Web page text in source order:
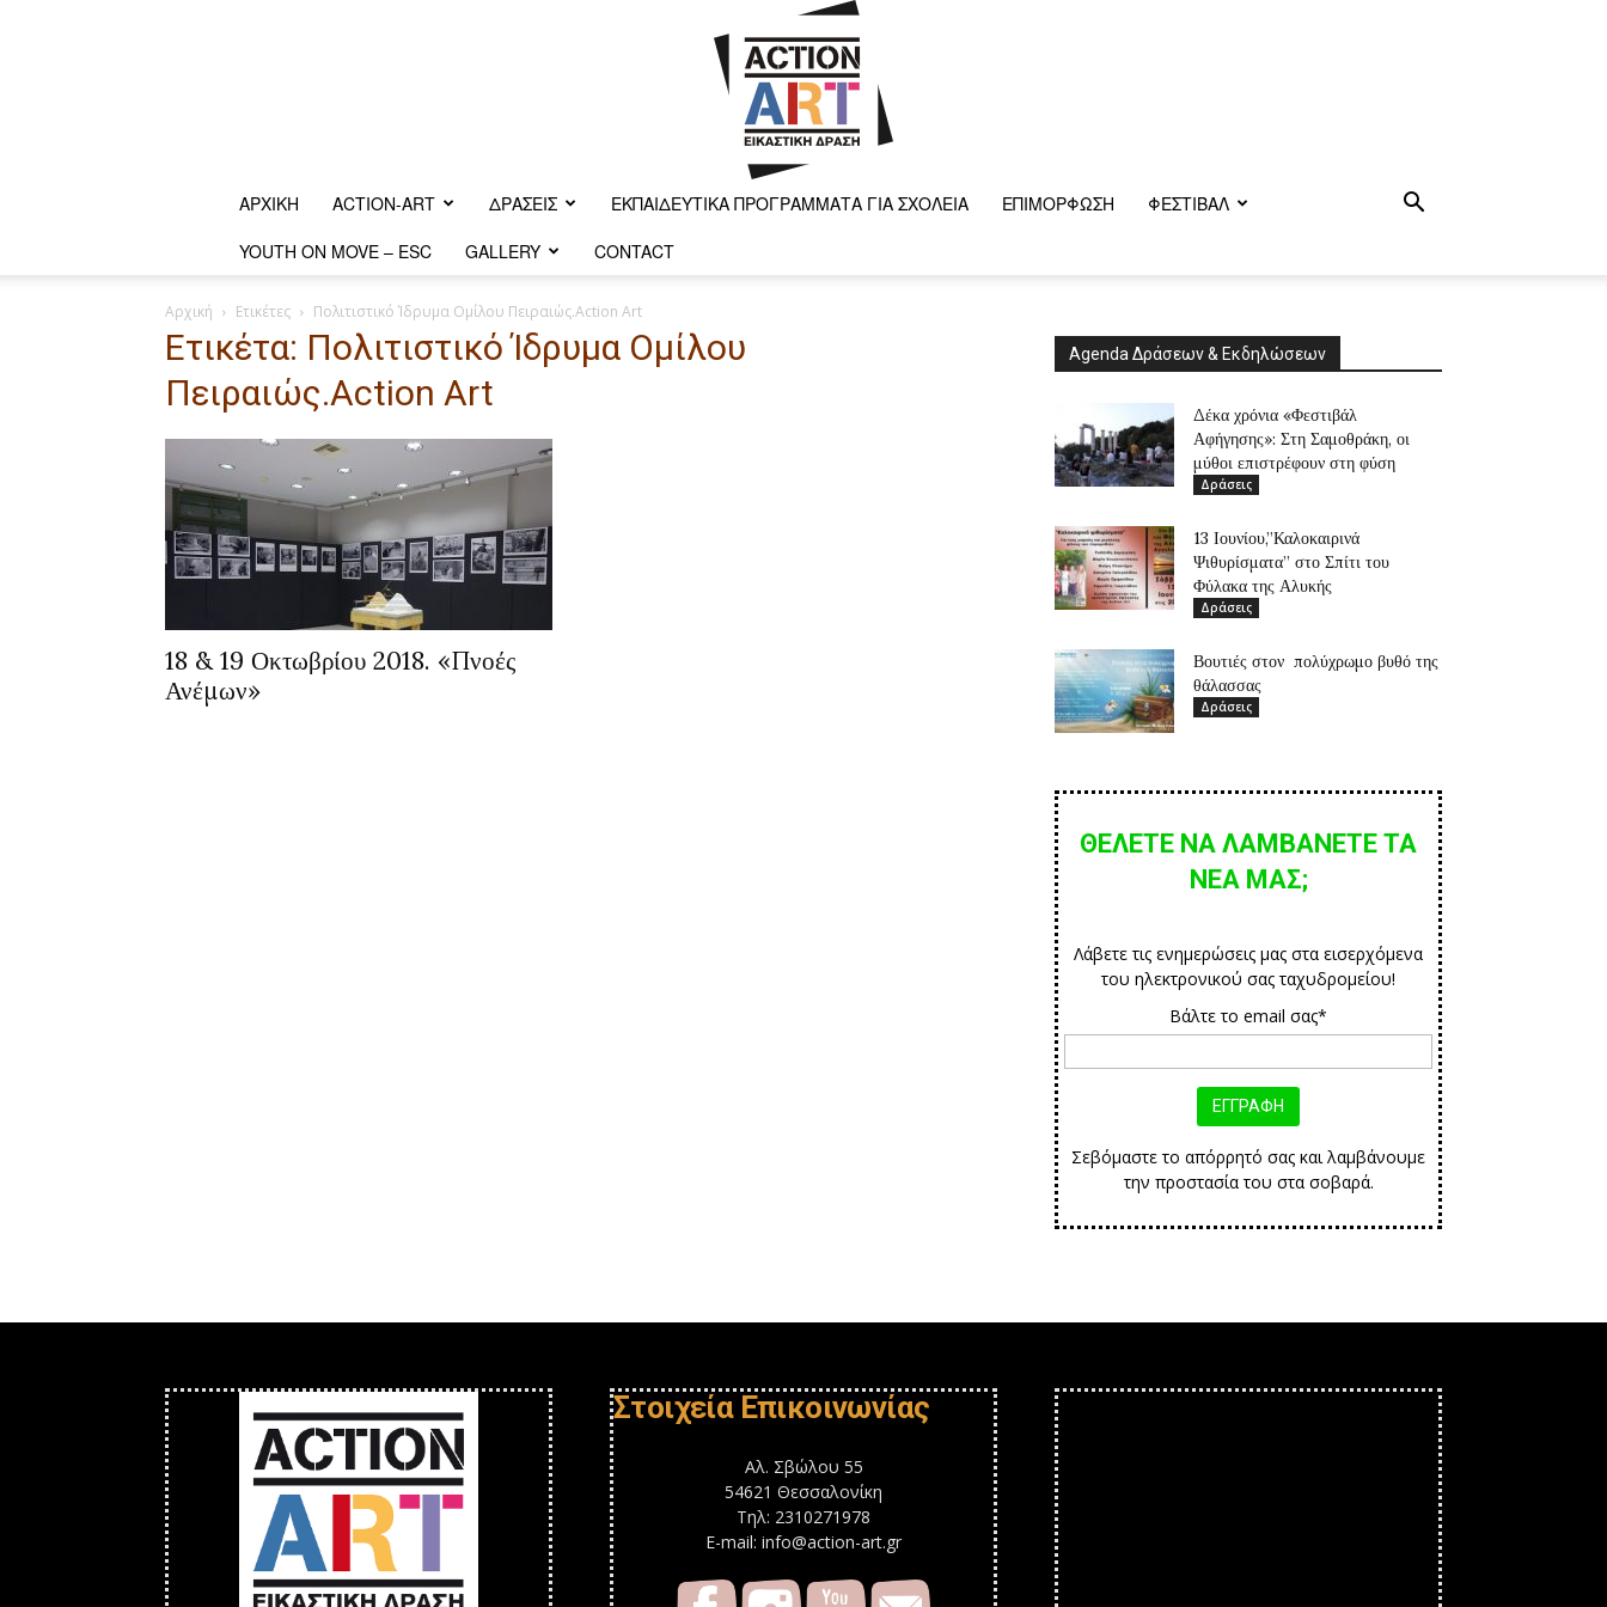
ΑΡΧΙΚΗ ACTION-ART ΔΡΆΣΕΙΣ ΕΚΠΑΙΔΕΥΤΙΚΆ ΠΡΟΓΡΆΜΜΑΤΑ ΓΙΑ ΣΧΟΛΕΊΑ ΕΠΙΜΌΡΦΩΣΗ
ΦΕΣΤΙΒΑΛ
YOUTH ON MOVE – ESC
GALLERY CONTACT
Αρχική Ετικέτες Πολιτιστικό Ίδρυμα Ομίλου Πειραιώς.Action Art
Ετικέτα: Πολιτιστικό Ίδρυμα Ομίλου
Πειραιώς.Action Art
18 & 19 Οκτωβρίου 2018. «Πνοές
Ανέμων»
Agenda Δράσεων & Εκδηλώσεων
Δέκα χρόνια «Φεστιβάλ
Αφήγησης»: Στη Σαμοθράκη, οι
μύθοι επιστρέφουν στη φύση
Δράσεις
13 Ιουνίου,”Καλοκαιρινά
Ψιθυρίσματα” στο Σπίτι του
Φύλακα της Αλυκής
Δράσεις
Βουτιές στον πολύχρωμο βυθό της
θάλασσας
Δράσεις
ΘΕΛΕΤΕ ΝΑ ΛΑΜΒΑΝΕΤΕ ΤΑ
ΝΕΑ ΜΑΣ;
Λάβετε τις ενημερώσεις μας στα εισερχόμενα
του ηλεκτρονικού σας ταχυδρομείου!
Βάλτε το email σας*
Σεβόμαστε το απόρρητό σας και λαμβάνουμε
την προστασία του στα σοβαρά.
Στοιχεία Επικοινωνίας
Αλ. Σβώλου 55
54621 Θεσσαλονίκη
Τηλ: 2310271978
E-mail: info@action-art.gr